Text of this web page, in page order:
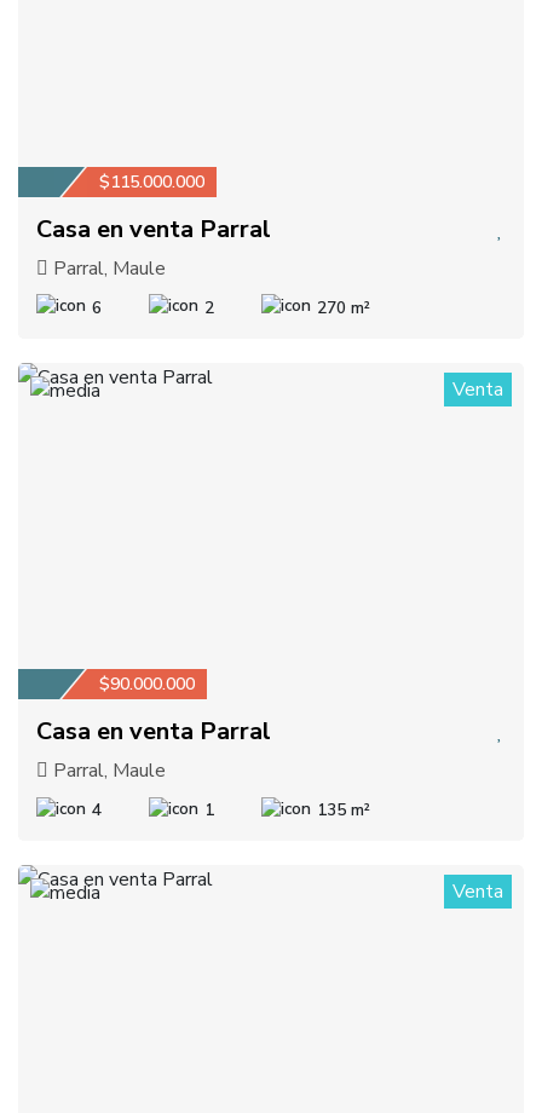
$115.000.000
Casa en venta Parral
Parral, Maule
6 2 270 m²
1 Venta
$90.000.000
Casa en venta Parral
Parral, Maule
4 1 135 m²
1 Venta